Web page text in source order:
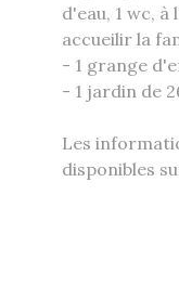
d'eau, 1 wc,
accueilir la
- 1 grange
- 1 jardin de
Les
disponibles